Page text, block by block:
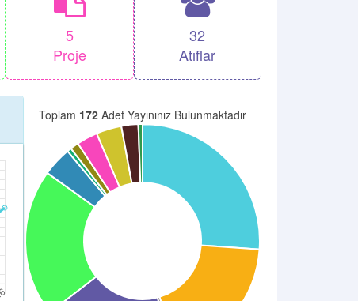
5
Proje
32
Atıflar
Toplam 172Adet Yayınınız Bulunmaktadır